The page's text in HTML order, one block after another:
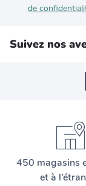
de
Suivez nos
450 magasins
et à